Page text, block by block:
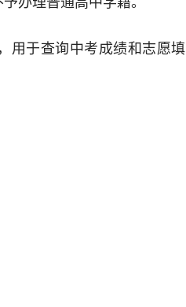
用于查询中考成绩和志愿填